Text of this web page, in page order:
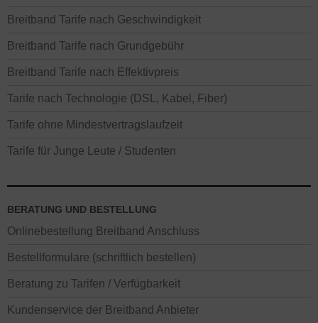
Breitband Tarife nach Geschwindigkeit
Breitband Tarife nach Grundgebühr
Breitband Tarife nach Effektivpreis
Tarife nach Technologie (DSL, Kabel, Fiber)
Tarife ohne Mindestvertragslaufzeit
Tarife für Junge Leute / Studenten
BERATUNG UND BESTELLUNG
Onlinebestellung Breitband Anschluss
Bestellformulare (schriftlich bestellen)
Beratung zu Tarifen / Verfügbarkeit
Kundenservice der Breitband Anbieter